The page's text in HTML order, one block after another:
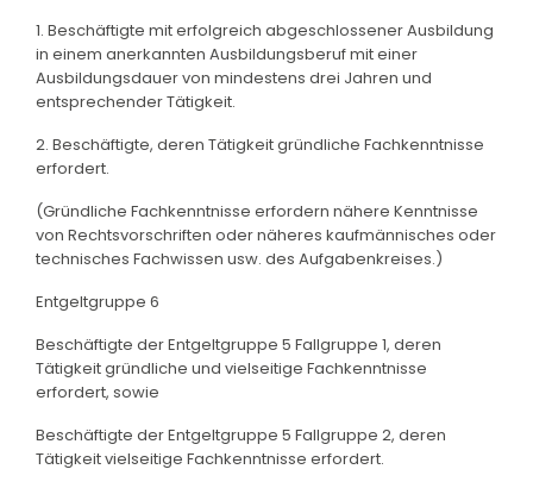
1. Beschäftigte mit erfolgreich abgeschlossener Ausbildung
in einem anerkannten Ausbildungsberuf mit einer
Ausbildungsdauer von mindestens drei Jahren und
entsprechender Tätigkeit.
2. Beschäftigte, deren Tätigkeit gründliche Fachkenntnisse
erfordert.
(Gründliche Fachkenntnisse erfordern nähere Kenntnisse
von Rechtsvorschriften oder näheres kaufmännisches oder
technisches Fachwissen usw. des Aufgabenkreises.)
Entgeltgruppe 6
Beschäftigte der Entgeltgruppe 5 Fallgruppe 1, deren
Tätigkeit gründliche und vielseitige Fachkenntnisse
erfordert, sowie
Beschäftigte der Entgeltgruppe 5 Fallgruppe 2, deren
Tätigkeit vielseitige Fachkenntnisse erfordert.